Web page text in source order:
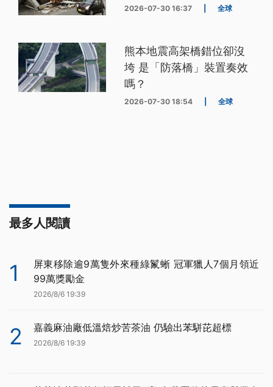
2026-07-30 16:37 全球
熊本地震高架橋錯位卻沒
垮 是「防落橋」裝置奏效
嗎？
2026-07-30 18:54 全球
最多人閱讀
1
屏東移除逾9萬隻外來種綠鬣蜥 冠軍獵人7個月領近
99萬獎勵金
2026/8/6 19:39
2 嘉義麻油廠低溫焙炒苦茶油 仍驗出苯駢芘超標
2026/8/6 19:39